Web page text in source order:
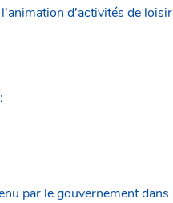
d’activités de loisir
par le gouvernement dans